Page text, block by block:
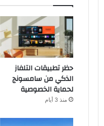
حظر تطبيقات التلفاز
الذكي من سامسونج
لحماية الخصوصية
منذ 3 أيام